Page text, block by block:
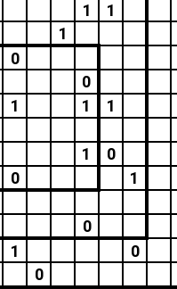
1
1
1
0
0
1 1
1
1
0
0
1
0
1
0
0